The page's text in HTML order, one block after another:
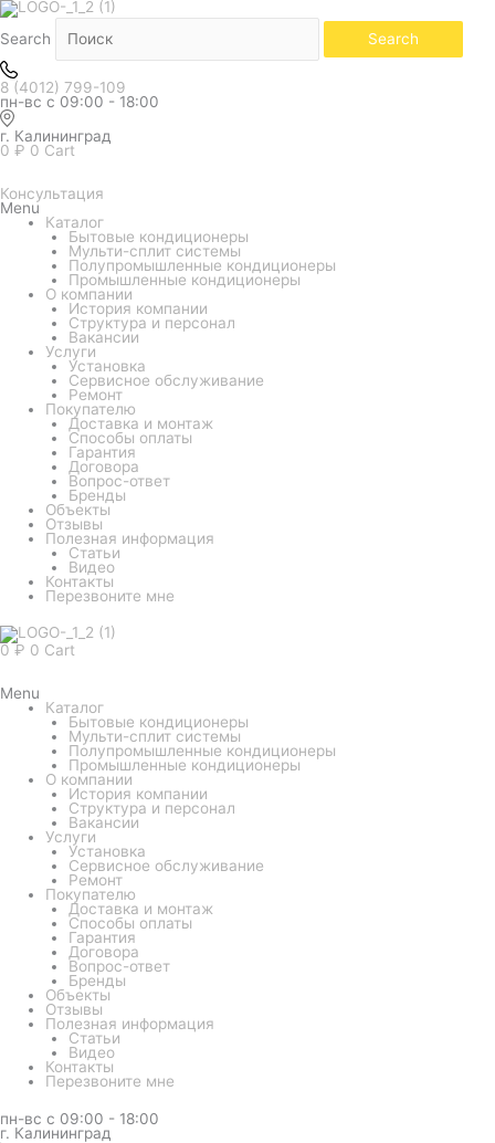
Search Search
8 (4012) 799-109
пн-вс с 09:00 - 18:00
г. Калининград
0 ₽ 0 Cart
Консультация
Menu
Каталог
Бытовые кондиционеры
Мульти-сплит системы
Полупромышленные кондиционеры
Промышленные кондиционеры
О компании
История компании
Структура и персонал
Вакансии
Услуги
Установка
Сервисное обслуживание
Ремонт
Покупателю
Доставка и монтаж
Способы оплаты
Гарантия
Договора
Вопрос-ответ
Бренды
Объекты
Отзывы
Полезная информация
Статьи
Видео
Контакты
Перезвоните мне
0 ₽ 0 Cart
Menu
Каталог
Бытовые кондиционеры
Мульти-сплит системы
Полупромышленные кондиционеры
Промышленные кондиционеры
О компании
История компании
Структура и персонал
Вакансии
Услуги
Установка
Сервисное обслуживание
Ремонт
Покупателю
Доставка и монтаж
Способы оплаты
Гарантия
Договора
Вопрос-ответ
Бренды
Объекты
Отзывы
Полезная информация
Статьи
Видео
Контакты
Перезвоните мне
пн-вс с 09:00 - 18:00
г. Калининград
Количество
товара
Кондиционер
Funai
серия
Onsen
RAC-
I-
ON70HP.D01